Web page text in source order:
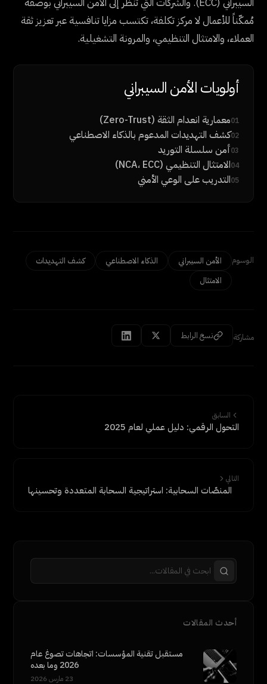
مُمكّناً للأعمال لا مركز تكلفة، تكتسب مزايا تنافسية عبر تعزيز ثقة
العملاء، والامتثال التنظيمي، والمرونة التشغيلية.
أولويات الأمن السيبراني
01معمارية انعدام الثقة (Zero-Trust)
02كشف التهديدات المدعوم بالذكاء الاصطناعي
03أمن سلسلة التوريد
04الامتثال التنظيمي (NCA، ECC)
05التدريب على الوعي الأمني
الوسوم الأمن السيبراني الذكاء الاصطناعي
كشف التهديدات
الامتثال
مشاركة نسخ الرابط
السابق
التحول الرقمي: دليل عملي لعام 2025
التالي
المنصّات السحابية: استراتيجية السحابة المتعددة وتحسينها
أحدث المقالات
مستقبل تقنية المؤسسات: اتجاهات تصوغ عام
2026 وما بعده
23 مارس 2026